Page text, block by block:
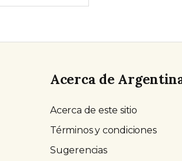
Acerca de
Acerca de este sitio
Términos y condiciones
Sugerencias